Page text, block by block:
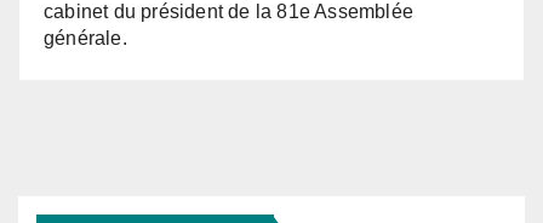
cabinet du président de la 81e Assemblée
générale.